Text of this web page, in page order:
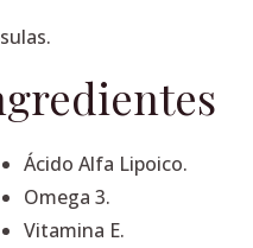
Ácido Alfa Lipoico.
Omega 3.
Vitamina E.